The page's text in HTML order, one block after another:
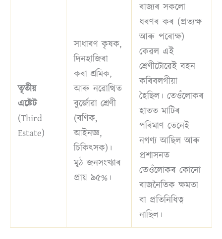
তৃতীয়
এষ্টেট
(Third
Estate)
সাধাৰণ কৃষক,
দিনহাজিৰা
কৰা শ্ৰমিক,
আৰু নৱোত্থিত
বুৰ্জোৱা শ্ৰেণী
(বণিক,
আইনজ্ঞ,
চিকিৎসক)।
মুঠ জনসংখ্যাৰ
প্ৰায় ৯৫%।
ৰাজ্যৰ সকলো
ধৰণৰ কৰ (প্ৰত্যক্ষ
আৰু পৰোক্ষ)
কেৱল এই
শ্ৰেণীটোৱেই বহন
কৰিবলগীয়া
হৈছিল। তেওঁলোকৰ
হাতত মাটিৰ
পৰিমাণ তেনেই
নগণ্য আছিল আৰু
প্ৰশাসনত
তেওঁলোকৰ কোনো
ৰাজনৈতিক ক্ষমতা
বা প্ৰতিনিধিত্ব
নাছিল।